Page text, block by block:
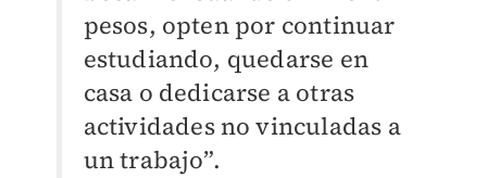
pesos, opten por continuar
estudiando, quedarse en
casa o dedicarse a otras
actividades no vinculadas a
un trabajo”.